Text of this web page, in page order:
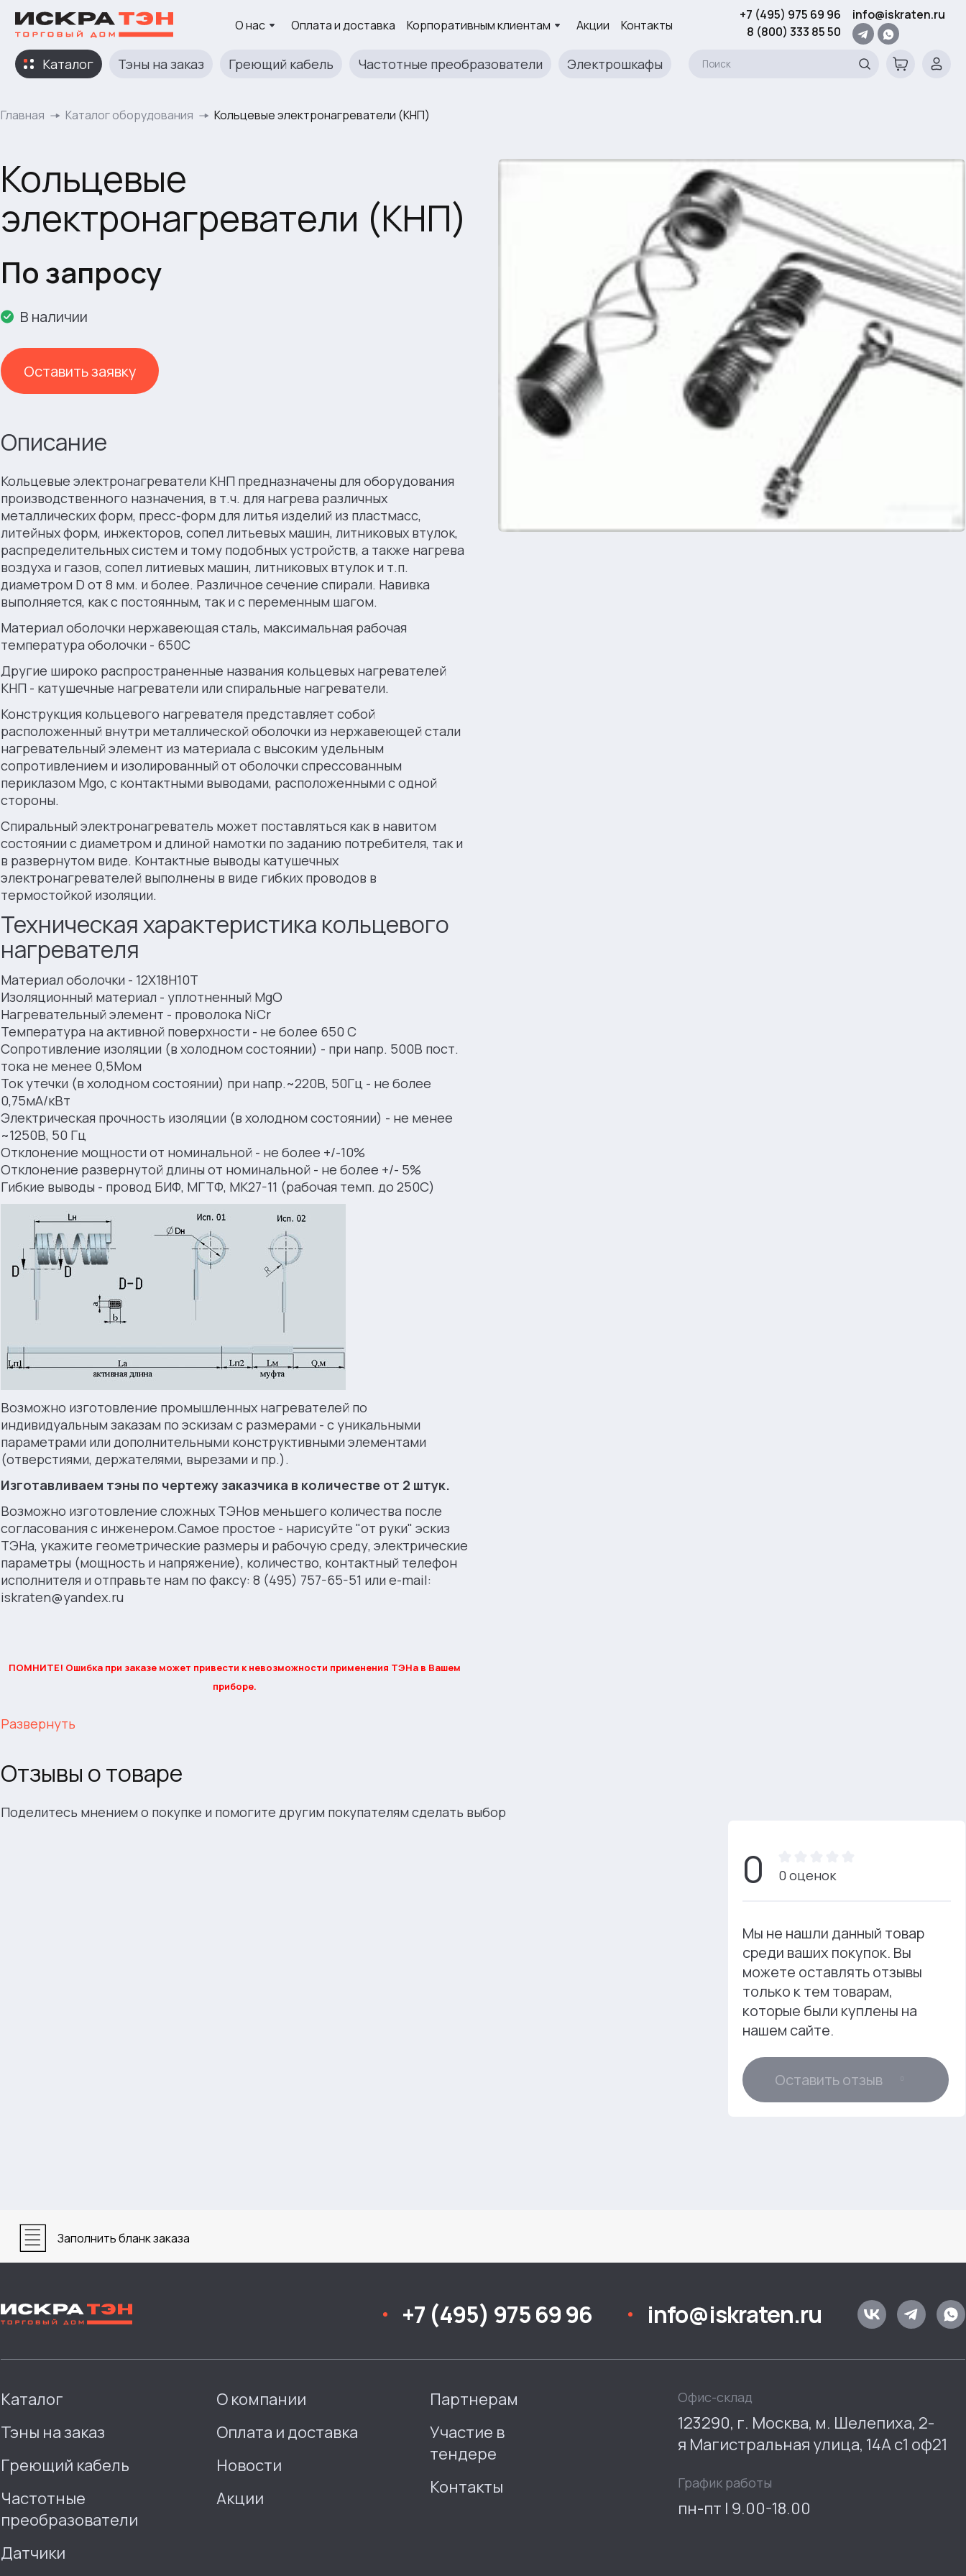
О нас Оплата и доставка Корпоративным клиентам Акции Контакты
+7 (495) 975 69 96
8 (800) 333 85 50
info@iskraten.ru
Каталог Тэны на заказ Греющий кабель Частотные преобразователи Электрошкафы
Главная Каталог оборудования Кольцевые электронагреватели (КНП)
Кольцевые
электронагреватели (КНП)
По запросу
В наличии
Оставить заявку
Описание
Кольцевые электронагреватели КНП предназначены для оборудования
производственного назначения, в т.ч. для нагрева различных
металлических форм, пресс-форм для литья изделий из пластмасс,
литейных форм, инжекторов, сопел литьевых машин, литниковых втулок,
распределительных систем и тому подобных устройств, а также нагрева
воздуха и газов, сопел литиевых машин, литниковых втулок и т.п.
диаметром D от 8 мм. и более. Различное сечение спирали. Навивка
выполняется, как с постоянным, так и с переменным шагом.
Материал оболочки нержавеющая сталь, максимальная рабочая
температура оболочки - 650С
Другие широко распространенные названия кольцевых нагревателей
КНП - катушечные нагреватели или спиральные нагреватели.
Конструкция кольцевого нагревателя представляет собой
расположенный внутри металлической оболочки из нержавеющей стали
нагревательный элемент из материала с высоким удельным
сопротивлением и изолированный от оболочки спрессованным
периклазом Mgo, с контактными выводами, расположенными с одной
стороны.
Спиральный электронагреватель может поставляться как в навитом
состоянии с диаметром и длиной намотки по заданию потребителя, так и
в развернутом виде. Контактные выводы катушечных
электронагревателей выполнены в виде гибких проводов в
термостойкой изоляции.
Техническая характеристика кольцевого
нагревателя
Материал оболочки - 12Х18Н10Т
Изоляционный материал - уплотненный MgO
Нагревательный элемент - проволока NiCr
Температура на активной поверхности - не более 650 С
Сопротивление изоляции (в холодном состоянии) - при напр. 500В пост.
тока не менее 0,5Мом
Ток утечки (в холодном состоянии) при напр.~220В, 50Гц - не более
0,75мА/кВт
Электрическая прочность изоляции (в холодном состоянии) - не менее
~1250В, 50 Гц
Отклонение мощности от номинальной - не более +/-10%
Отклонение развернутой длины от номинальной - не более +/- 5%
Гибкие выводы - провод БИФ, МГТФ, МК27-11 (рабочая темп. до 250С)
Возможно изготовление промышленных нагревателей по
индивидуальным заказам по эскизам с размерами - с уникальными
параметрами или дополнительными конструктивными элементами
(отверстиями, держателями, вырезами и пр.).
Изготавливаем тэны по чертежу заказчика в количестве от 2 штук.
Возможно изготовление сложных ТЭНов меньшего количества после
согласования с инженером.Самое простое - нарисуйте "от руки" эскиз
ТЭНа, укажите геометрические размеры и рабочую среду, электрические
параметры (мощность и напряжение), количество, контактный телефон
исполнителя и отправьте нам по факсу: 8 (495) 757-65-51 или e-mail:
iskraten@yandex.ru
ПОМНИТЕ! Ошибка при заказе может привести к невозможности применения ТЭНа в Вашем
приборе.
Развернуть
Отзывы о товаре
0 0 оценок
Мы не нашли данный товар
среди ваших покупок. Вы
можете оставлять отзывы
только к тем товарам,
которые были куплены на
нашем сайте.
Оставить отзыв
Поделитесь мнением о покупке и помогите другим покупателям сделать выбор
Заполнить бланк заказа
+7 (495) 975 69 96 info@iskraten.ru
Каталог
Тэны на заказ
Греющий кабель
Частотные
преобразователи
Датчики
О компании
Оплата и доставка
Новости
Акции
Партнерам
Участие в
тендере
Контакты
Офис-склад
123290, г. Москва, м. Шелепиха, 2-
я Магистральная улица, 14А с1 оф21
График работы
пн-пт | 9.00-18.00